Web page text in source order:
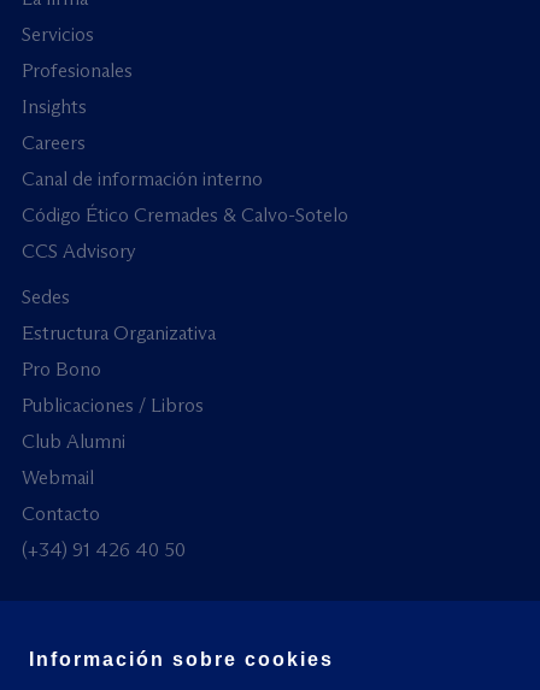
Servicios
Profesionales
Insights
Careers
Canal de información interno
Código Ético Cremades & Calvo-Sotelo
CCS Advisory
Sedes
Estructura Organizativa
Pro Bono
Publicaciones / Libros
Club Alumni
Webmail
Contacto
(+34) 91 426 40 50
© Todos los derechos reservados
Información sobre cookies